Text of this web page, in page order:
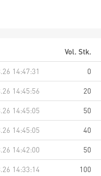
Vol. Stk.
14:47:31
0
14:45:56
20
14:45:05
50
14:45:05
40
14:42:00
50
14:33:14
100